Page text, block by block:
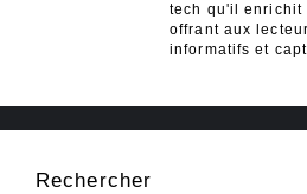
tech qu'il enrichit
offrant aux
informatifs et
Rechercher